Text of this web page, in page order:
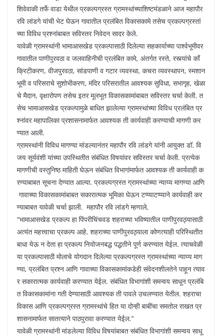
शिवेवाकी तर्फे वाडा येथील प्रकल्पग्रस्त ग्रामस्थांच्याशिष्टमंडळाने आज महापौर
रवि लांडगे यांची भेट घेऊन गावातील प्रलंबित विकासकामे तसेच प्रकल्पग्रस्तां
च्या विविध प्रश्नांबाबत सविस्तर निवेदन सादर केले.
यावेळी ग्रामस्थांनी भामाआसखेड प्रकल्पासाठी दिलेल्या सहकार्याच्या पार्श्वभूमीवर
गावातील पाणीपुरवठा व जलवाहिनीची प्रलंबित कामे, अंतर्गत रस्ते, रस्त्यांचे काँ
क्रिटीकरण, वीजपुरवठा, सांडपाणी व गटार व्यवस्था, कचरा व्यवस्थापन, स्मशान
भूमी व परिसराचे सुशोभीकरण, मंदिर परिसरातील आवश्यक सुविधा, सभागृह, खेळा
चे मैदान, वृक्षारोपण तसेच इतर मूलभूत विकासकामांबाबत सविस्तर चर्चा केली. त
सेच भामाआसखेड प्रकल्पामुळे बाधित झालेल्या ग्रामस्थांच्या विविध प्रलंबित प्र
श्नांवर महापालिका प्रशासनामार्फत आवश्यक ती कार्यवाही करण्याची मागणी कर
ण्यात आली.
ग्रामस्थांनी विविध मागण्या मांडल्यानंतर महापौर रवि लांडगे यांनी आयुक्त डॉ. वि
जय सूर्यवंशी यांच्या उपस्थितीत संबंधित विषयांवर सविस्तर चर्चा केली. प्रत्येक
मागणीची वस्तुनिष्ठ माहिती घेऊन संबंधित विभागांमार्फत आवश्यक ती कार्यवाही क
रण्याबाबत सूचना देण्यात आल्या. प्रकल्पग्रस्त ग्रामस्थांच्या न्याय्य मागण्या आणि
गावाच्या विकासकामांबाबत सकारात्मक भूमिका घेऊन टप्प्याटप्प्याने कार्यवाही कर
ण्याबाबत यावेळी चर्चा झाली. महापौर रवि लांडगे म्हणाले,
“भामाआसखेड प्रकल्प हा पिंपरीचिंचवड शहराच्या भविष्यातील पाणीपुरवठ्यासाठी
अत्यंत महत्त्वाचा प्रकल्प आहे. शहराच्या पाणीपुरवठ्याला कोणत्याही परिस्थितीत
बाधा येऊ न देता हा प्रकल्प नियोजनबद्ध पद्धतीने पूर्ण करण्यात येईल. त्याचवेळी
या प्रकल्पासाठी मोलाचे योगदान दिलेल्या प्रकल्पग्रस्त ग्रामस्थांच्या न्याय्य माग
ण्या, प्रलंबित प्रश्न आणि गावाच्या विकासकामांकडेही संवेदनशीलतेने पाहून त्याव
र सकारात्मक कार्यवाही करण्यात येईल. संबंधित विभागांशी समन्वय साधून प्रलंबि
त विकासकामांना गती देण्यासाठी आवश्यक ती पावले उचलण्यात येतील. शहराचा
विकास आणि प्रकल्पग्रस्त ग्रामस्थांचे हित या दोन्ही बाबींचा समतोल राखत प्र
शासनामार्फत सातत्याने पाठपुरावा करण्यात येईल.”
यावेळी ग्रामस्थांनी मांडलेल्या विविध विषयांबाबत संबंधित विभागांशी समन्वय साधू